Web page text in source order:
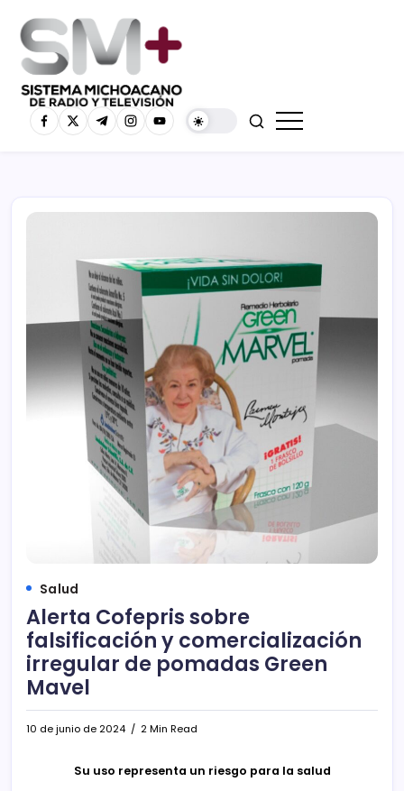
Salud
Alerta Cofepris sobre
falsificación y comercialización
irregular de pomadas Green
Mavel
10 de junio de 2024 2 Min Read
Su uso representa un riesgo para la salud